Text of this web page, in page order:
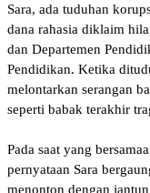
Sara, ada tuduhan
dana rahasia diklaim
dan Departemen
Pendidikan. Ketika
melontarkan serangan
seperti babak terakhir
Pada saat yang
pernyataan Sara
menonton dengan